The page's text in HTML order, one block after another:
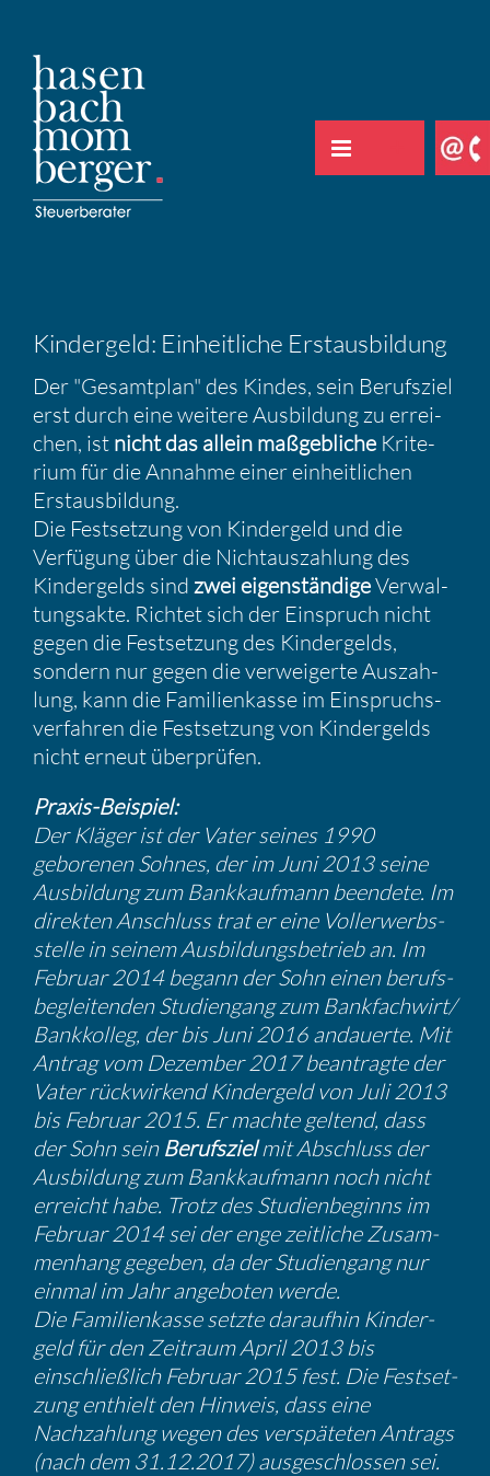
springen
Kinder­geld: Einheit­liche Erstaus­bil­dung
Der "Gesamt­plan" des Kindes, sein Berufs­ziel
erst durch eine weitere Ausbil­dung zu errei­
chen, ist nicht das allein maßgeb­liche Krite­
rium für die Annahme einer einheit­li­chen
Erstaus­bil­dung.
Die Festset­zung von Kinder­geld und die
Verfü­gung über die Nicht­aus­zah­lung des
Kinder­gelds sind zwei eigen­stän­digeVerwal­
tungs­akte. Richtet sich der Einspruch nicht
gegen die Festset­zung des Kinder­gelds,
sondern nur gegen die verwei­gerte Auszah­
lung, kann die Famili­en­kasse im Einspruchs­
ver­fahren die Festset­zung von Kinder­gelds
nicht erneut überprüfen.
Praxis-Beispiel:
Der Kläger ist der Vater seines 1990
geborenen Sohnes, der im Juni 2013 seine
Ausbil­dung zum Bankkauf­mann beendete. Im
direkten Anschluss trat er eine Vollerwerbs­
stelle in seinem Ausbil­dungs­be­trieb an. Im
Februar 2014 begann der Sohn einen berufs­
be­glei­tenden Studi­en­gang zum Bankfachwirt/​
Bankkolleg, der bis Juni 2016 andau­erte. Mit
Antrag vom Dezember 2017 beantragte der
Vater rückwir­kend Kinder­geld von Juli 2013
bis Februar 2015. Er machte geltend, dass
der Sohn sein Berufs­zielmit Abschluss der
Ausbil­dung zum Bankkauf­mann noch nicht
erreicht habe. Trotz des Studi­en­be­ginns im
Februar 2014 sei der enge zeitliche Zusam­
men­hang gegeben, da der Studi­en­gang nur
einmal im Jahr angeboten werde.
Die Famili­en­kasse setzte daraufhin Kinder­
geld für den Zeitraum April 2013 bis
einschließ­lich Februar 2015 fest. Die Festset­
zung enthielt den Hinweis, dass eine
Nachzah­lung wegen des verspä­teten Antrags
(nach dem 31.12.2017) ausge­schlossen sei.